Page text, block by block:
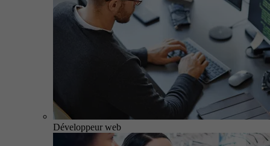
Développeur web